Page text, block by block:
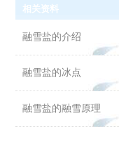
相关资料
融雪盐的介绍
融雪盐的冰点
融雪盐的融雪原理